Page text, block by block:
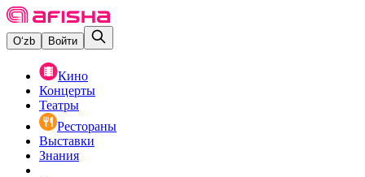
O‘zb Войти
Кино
Концерты
Театры
Рестораны
Выставки
Знания